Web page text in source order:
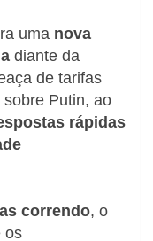
uma nova
diante da
de tarifas
Putin, ao
rápidas
correndo, o
os